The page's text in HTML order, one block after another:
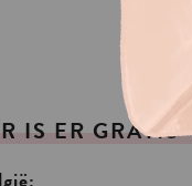
IS ER GRATIS